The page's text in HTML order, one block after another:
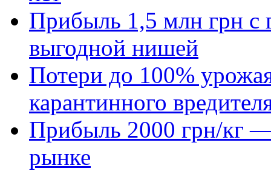
Прибыль 1,5 млн грн с
выгодной нишей
Потери до 100%
карантинного
Прибыль 2000 грн/кг —
рынке